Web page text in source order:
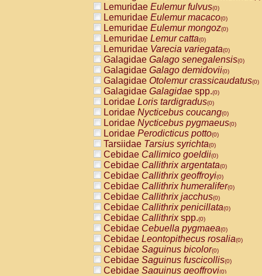
Lemuridae Eulemur fulvus(0)
Lemuridae Eulemur macaco(0)
Lemuridae Eulemur mongoz(0)
Lemuridae Lemur catta(0)
Lemuridae Varecia variegata(0)
Galagidae Galago senegalensis(0)
Galagidae Galago demidovii(0)
Galagidae Otolemur crassicaudatus(0)
Galagidae Galagidae spp.(0)
Loridae Loris tardigradus(0)
Loridae Nycticebus coucang(0)
Loridae Nycticebus pygmaeus(0)
Loridae Perodicticus potto(0)
Tarsiidae Tarsius syrichta(0)
Cebidae Callimico goeldii(0)
Cebidae Callithrix argentata(0)
Cebidae Callithrix geoffroyi(0)
Cebidae Callithrix humeralifer(0)
Cebidae Callithrix jacchus(0)
Cebidae Callithrix penicillata(0)
Cebidae Callithrixspp.(0)
Cebidae Cebuella pygmaea(0)
Cebidae Leontopithecus rosalia(0)
Cebidae Saguinus bicolor(0)
Cebidae Saguinus fuscicollis(0)
Cebidae Saguinus geoffroyi(0)